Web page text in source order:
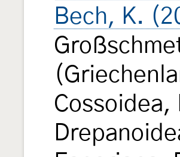
Bech, K.
Cossoidea,